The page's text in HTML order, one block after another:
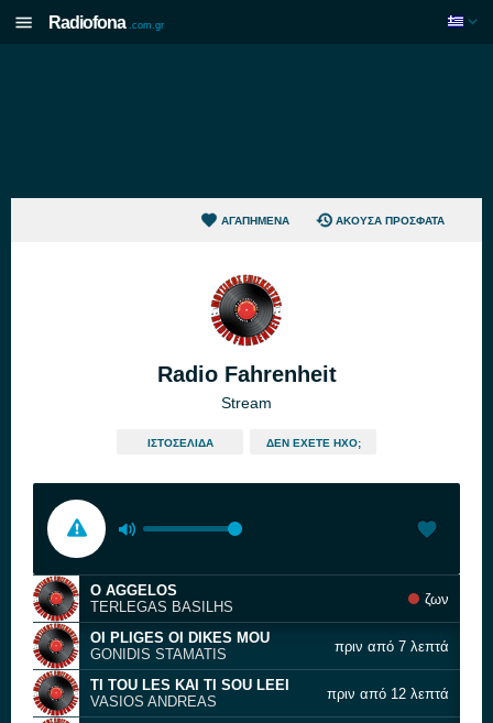
Radiofona .com.gr
ΑΓΑΠΗΜΈΝΑ ΆΚΟΥΣΑ ΠΡΌΣΦΑΤΑ
Radio Fahrenheit
Stream
ΙΣΤΟΣΕΛΊΔΑ ΔΕΝ ΈΧΕΤΕ ΉΧΟ;
O AGGELOS
TERLEGAS BASILHS
ζων
OI PLIGES OI DIKES MOU
GONIDIS STAMATIS
πριν από 7 λεπτά
TI TOU LES KAI TI SOU LEEI
VASIOS ANDREAS
πριν από 12 λεπτά